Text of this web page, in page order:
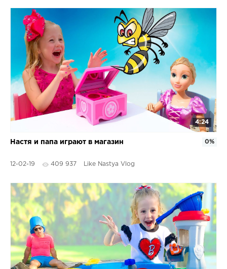
4:24
Настя и папа играют в магазин
12-02-19 409 937 Like Nastya Vlog
0%